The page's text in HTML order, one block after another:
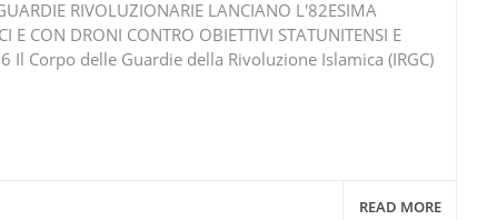
RIVOLUZIONARIE LANCIANO L'82ESIMA
E CON DRONI CONTRO OBIETTIVI STATUNITENSI E
Il Corpo delle Guardie della Rivoluzione Islamica (IRGC)
READ MORE